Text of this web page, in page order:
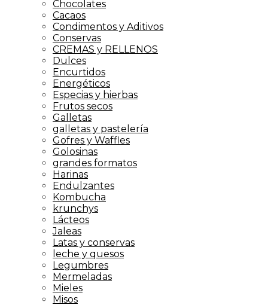
Chocolates
Cacaos
Condimentos y Aditivos
Conservas
CREMAS y RELLENOS
Dulces
Encurtidos
Energéticos
Especias y hierbas
Frutos secos
Galletas
galletas y pastelería
Gofres y Waffles
Golosinas
grandes formatos
Harinas
Endulzantes
Kombucha
krunchys
Lácteos
Jaleas
Latas y conservas
leche y quesos
Legumbres
Mermeladas
Mieles
Misos